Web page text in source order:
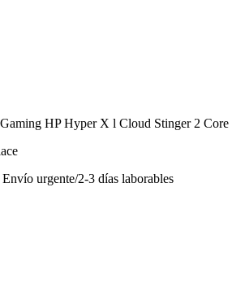
HP Hyper X l Cloud Stinger 2 Core
urgente/2-3 días laborables